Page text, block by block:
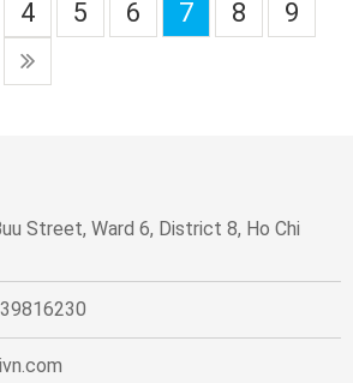
4 5 6 7 8
9
Street, Ward 6, District 8, Ho Chi